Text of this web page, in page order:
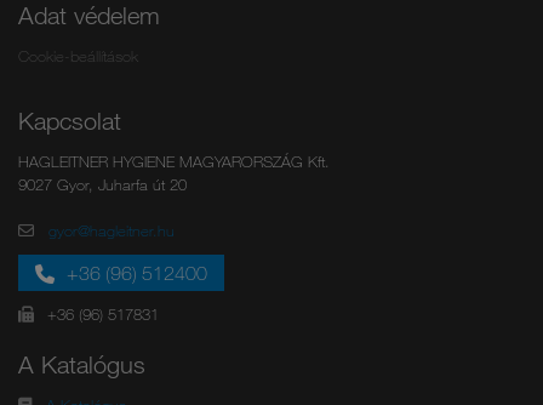
Adat védelem
Cookie-beállítások
Kapcsolat
HAGLEITNER HYGIENE MAGYARORSZÁG Kft.
9027 Gyor, Juharfa út 20
gyor@hagleitner.hu
+36 (96) 512400
+36 (96) 517831
A Katalógus